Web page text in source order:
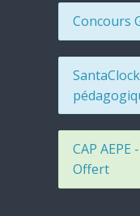
Concours
CAP
Offert